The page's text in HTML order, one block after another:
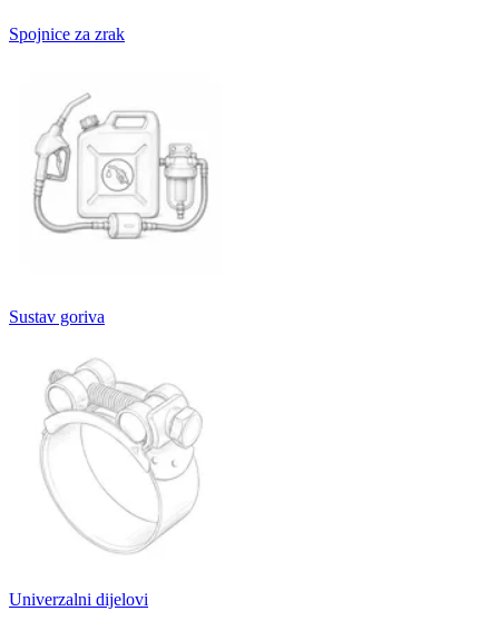
Spojnice za zrak
Sustav goriva
Univerzalni dijelovi